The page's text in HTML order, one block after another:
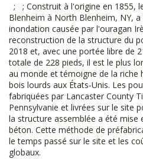
; ; Construit à l'origine en 1855,
Blenheim à North Blenheim, NY,
inondation causée par l'ouragan
reconstruction de la structure du
2018 et, avec une portée libre de
totale de 228 pieds, il est le plus
au monde et témoigne de la riche
bois lourds aux États-Unis. Les
fabriquées par Lancaster County
Pennsylvanie et livrées sur le site
la structure assemblée a été mise
béton. Cette méthode de
le temps passé sur le site et les
globaux.